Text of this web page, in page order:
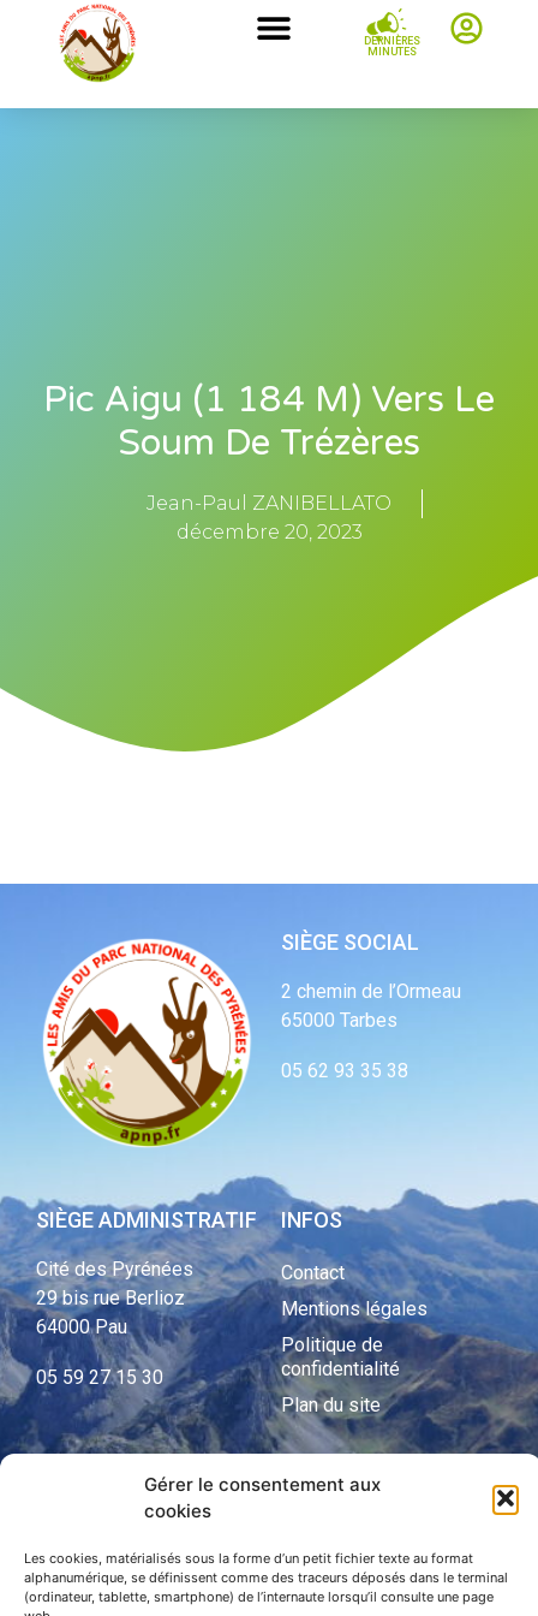
Gérer le consentement aux
cookies
Les cookies, matérialisés sous la forme d’un petit fichier texte au format
alphanumérique, se définissent comme des traceurs déposés dans le terminal
(ordinateur, tablette, smartphone) de l’internaute lorsqu’il consulte une page
DERNIÈRES
MINUTES
Pic Aigu (1 184 M) Vers Le
Soum De Trézères
Jean-Paul ZANIBELLATO
décembre 20, 2023
SIÈGE SOCIAL
2 chemin de l’Ormeau
65000 Tarbes
05 62 93 35 38
SIÈGE ADMINISTRATIF
Cité des Pyrénées
29 bis rue Berlioz
64000 Pau
05 59 27 15 30
INFOS
Contact
Mentions légales
Politique de
confidentialité
Plan du site
Parc national des Pyrénées